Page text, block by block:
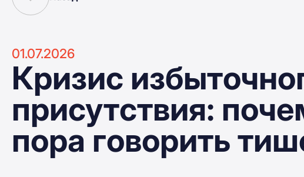
01.07.2026
Кризис
присутствия:
пора говорить